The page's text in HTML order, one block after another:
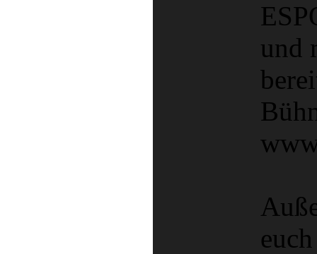
und